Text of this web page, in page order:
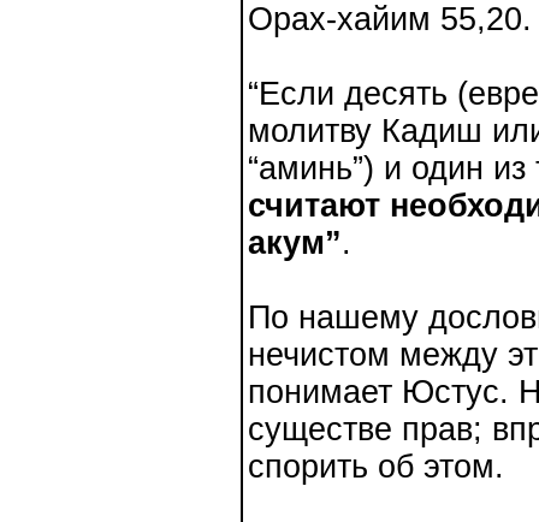
Орах-хайим 55,20.
“Если десять
молитву Кадиш
“аминь”) и один
считают
акум”.
По нашему
нечистом между
понимает Юстус.
существе прав;
спорить об этом.